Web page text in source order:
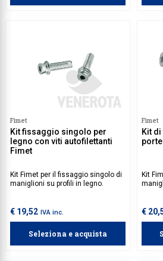
Fimet
Kit fissaggio singolo per
legno con viti autofilettanti
Fimet
Kit Fimet per il fissaggio singolo di
maniglioni su profili in legno.
€ 19,52 IVA inc.
Seleziona e acquista
Fimet
Kit
Kit
€